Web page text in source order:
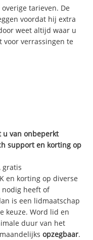
tarieven. De
voordat hij extra
weet altijd waar u
verrassingen te
u van onbeperkt
support en korting op
gratis
en korting op diverse
nodig heeft of
is een lidmaatschap
keuze. Word lid en
duur van het
maandelijksopzegbaar.